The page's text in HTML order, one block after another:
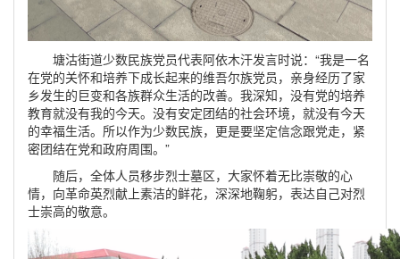
塘沽街道少数民族党员代表阿依木汗发言时说：“我是一名
在党的关怀和培养下成长起来的维吾尔族党员，亲身经历了家
乡发生的巨变和各族群众生活的改善。我深知，没有党的培养
教育就没有我的今天。没有安定团结的社会环境，就没有今天
的幸福生活。所以作为少数民族，更是要坚定信念跟党走，紧
密团结在党和政府周围。”
随后，全体人员移步烈士墓区，大家怀着无比崇敬的心
情，向革命英烈献上素洁的鲜花，深深地鞠躬，表达自己对烈
士崇高的敬意。